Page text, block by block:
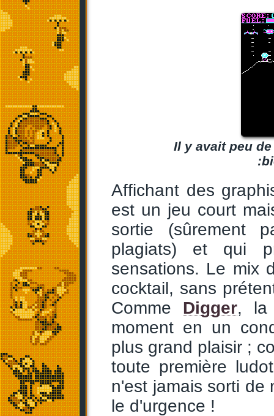
Il y avait peu
Affichant des
est un jeu court
sortie (sûrement
plagiats) et qui
sensations. Le mix
cocktail, sans
Comme Digger, la
moment en un
plus grand plaisir ;
toute première
n'est jamais sorti de
le d'urgence !